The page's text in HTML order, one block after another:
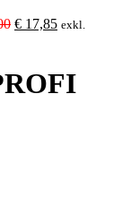
€ 4,00€ 3,40.
Ursprünglicher
€ 21,00
€ 17,85Aktueller
€ 17,85.
exkl.